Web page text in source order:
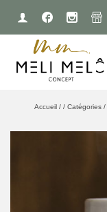
Accueil / / Catégories /